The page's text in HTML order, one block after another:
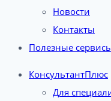
Новости
Контакты
Полезные
КонсультантПлюс
Для